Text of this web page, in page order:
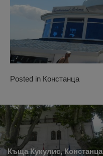
Posted in Констанца
Къща Кукулис, Констанца